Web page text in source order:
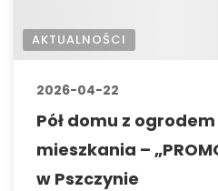
AKTUALNOŚCI
2026-04-22
Pół domu z
mieszkania –
w Pszczynie